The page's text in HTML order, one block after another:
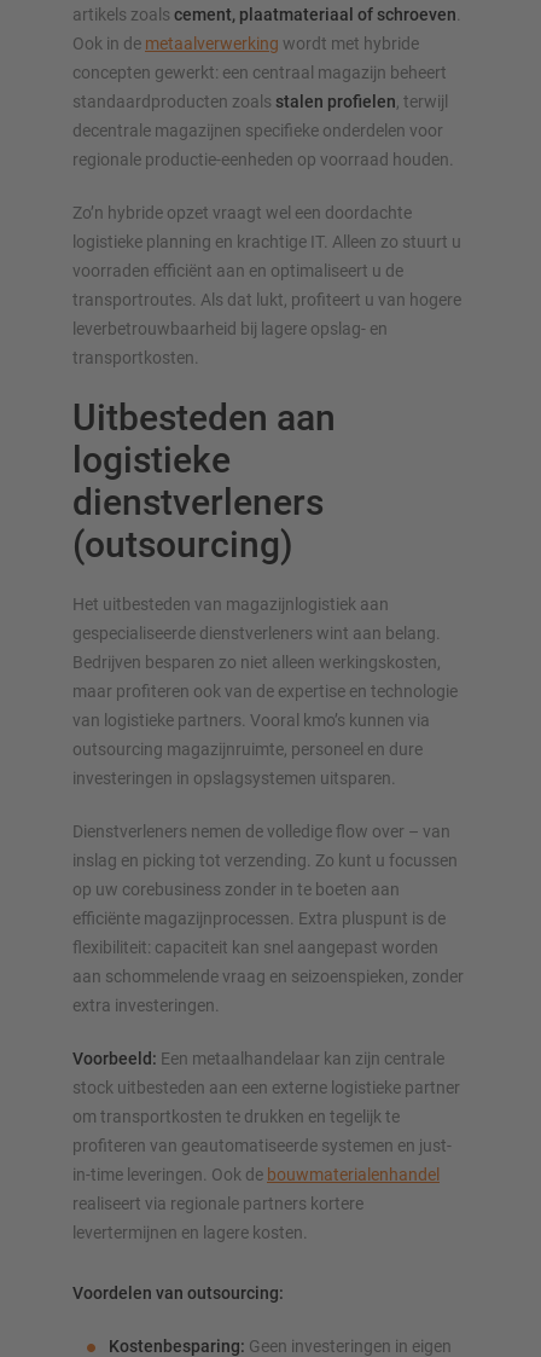
artikels zoals cement, plaatmateriaal of schroeven
Ook in de metaalverwerking wordt met hybride
concepten gewerkt: een centraal magazijn beheert
standaardproducten zoals stalen profielen , terwijl
decentrale magazijnen specifieke onderdelen voor
regionale productie-eenheden op voorraad houden.
Zo’n hybride opzet vraagt wel een doordachte
logistieke planning en krachtige IT. Alleen zo stuurt u
voorraden efficiënt aan en optimaliseert u de
transportroutes. Als dat lukt, profiteert u van hogere
leverbetrouwbaarheid bij lagere opslag- en
transportkosten.
Uitbesteden aan
logistieke
dienstverleners
(outsourcing)
Het uitbesteden van magazijnlogistiek aan
gespecialiseerde dienstverleners wint aan belang.
Bedrijven besparen zo niet alleen werkingskosten,
maar profiteren ook van de expertise en technologie
van logistieke partners. Vooral kmo’s kunnen via
outsourcing magazijnruimte, personeel en dure
investeringen in opslagsystemen uitsparen.
Dienstverleners nemen de volledige flow over – van
inslag en picking tot verzending. Zo kunt u focussen
op uw corebusiness zonder in te boeten aan
efficiënte magazijnprocessen. Extra pluspunt is de
flexibiliteit: capaciteit kan snel aangepast worden
aan schommelende vraag en seizoenspieken, zonder
extra investeringen.
Voorbeeld: Een metaalhandelaar kan zijn centrale
stock uitbesteden aan een externe logistieke partner
om transportkosten te drukken en tegelijk te
profiteren van geautomatiseerde systemen en just-
in-time leveringen. Ook de bouwmaterialenhandel
realiseert via regionale partners kortere
levertermijnen en lagere kosten.
Voordelen van outsourcing:
Kostenbesparing: Geen investeringen in eigen